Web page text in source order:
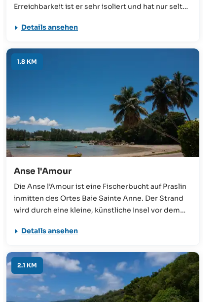
Erreichbarkeit ist er sehr isoliert und hat nur selten
schwer begehbar und nicht einfach zu finden ist.
Kanu.
Details ansehen
1.8 KM
Anse l'Amour
Die Anse l’Amour ist eine Fischerbucht auf Praslin
inmitten des Ortes Baie Sainte Anne. Der Strand
wird durch eine kleine, künstliche Insel vor dem
ganzjährig ruhig ist. Auch wenn dieser nicht zu den
man hier einen authentischen Einblick in das
Leben der Seychellois.
Details ansehen
2.1 KM